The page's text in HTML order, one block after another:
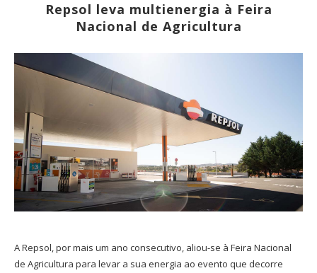
Repsol leva multienergia à Feira
Nacional de Agricultura
A Repsol, por mais um ano consecutivo, aliou-se à Feira Nacional
de Agricultura para levar a sua energia ao evento que decorre